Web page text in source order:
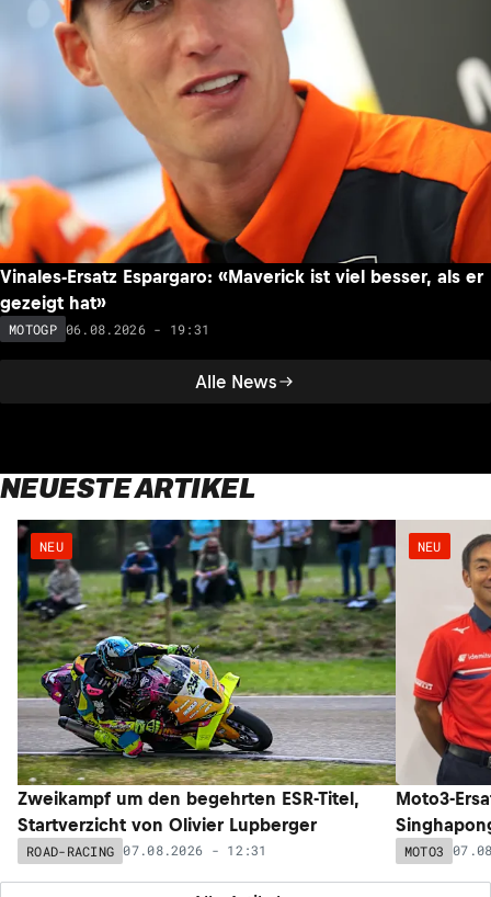
Alle News
Vinales-Ersatz Espargaro: «Maverick ist viel besser, als er
gezeigt hat»
MOTOGP 06.08.2026 - 19:31
NEUESTE ARTIKEL
NEU
Zweikampf um den begehrten ESR-Titel,
Startverzicht von Olivier Lupberger
ROAD-RACING 07.08.2026 - 12:31
NEU
Moto3-
MOTO3